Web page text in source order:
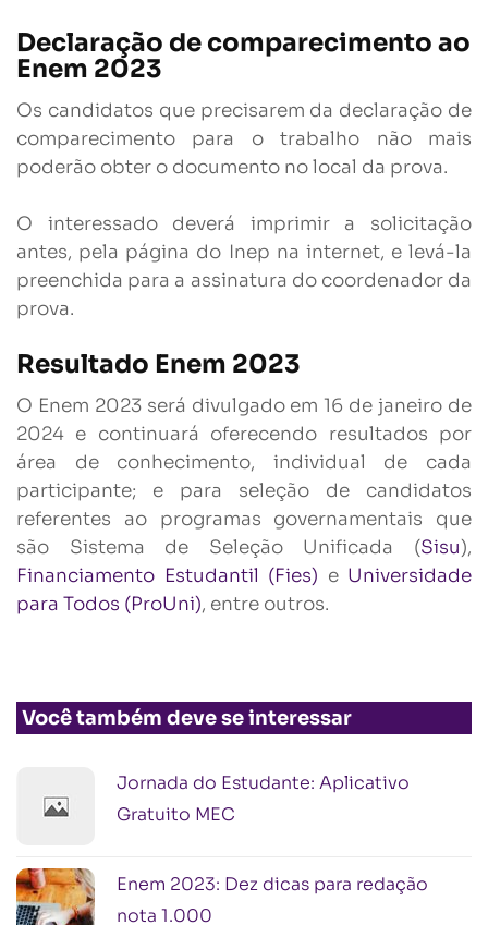
Declaração de comparecimento ao
Enem 2023
Os candidatos que precisarem da declaração de
comparecimento para o trabalho não mais
poderão obter o documento no local da prova.
O interessado deverá imprimir a solicitação
antes, pela página do Inep na internet, e levá-la
preenchida para a assinatura do coordenador da
prova.
Resultado Enem 2023
O Enem 2023 será divulgado em 16 de janeiro de
2024 e continuará oferecendo resultados por
área de conhecimento, individual de cada
participante; e para seleção de candidatos
referentes ao programas governamentais que
são Sistema de Seleção Unificada (Sisu),
Financiamento Estudantil (Fies) e Universidade
para Todos (ProUni), entre outros.
Você também deve se interessar
Jornada do Estudante: Aplicativo
Gratuito MEC
Enem 2023: Dez dicas para redação
nota 1.000